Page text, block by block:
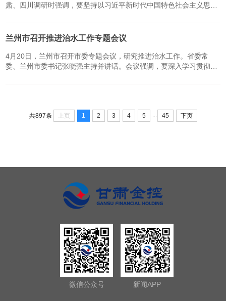
肃、四川调研时强调，要坚持以习近平新时代中国特色社会主义思想
进我国宗教中国化、加强宗教事务治理法治化的要求，积极引导藏...
兰州市召开推进治水工作专题会议
4月20日，兰州市召开市委专题会议，研究推进治水工作。省委常
委、兰州市委书记张晓强主持并讲话。会议强调，要深入学习贯彻习
全面贯彻“节水优先、空间均衡、系统治理、两手发力”治水思路和...
共897条 上页 1 2 3 4 5 ... 45 下页
微信公众号 新闻APP